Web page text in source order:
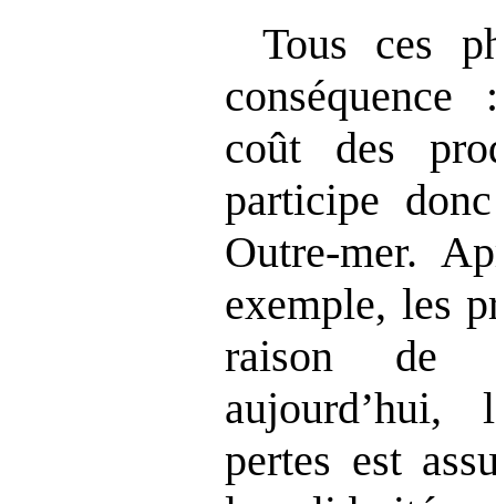
Tous ces
coût des
participe
Outre-mer.
exemple, les
raison de
aujourd’hui,
pertes est